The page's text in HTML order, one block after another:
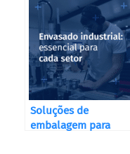
correcta?
Soluções de
embalagem para